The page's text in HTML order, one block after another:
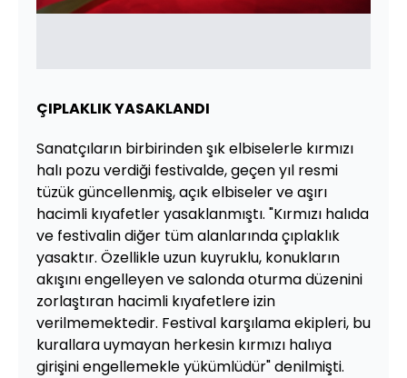
ÇIPLAKLIK YASAKLANDI
Sanatçıların birbirinden şık elbiselerle kırmızı
halı pozu verdiği festivalde, geçen yıl resmi
tüzük güncellenmiş, açık elbiseler ve aşırı
hacimli kıyafetler yasaklanmıştı. "Kırmızı halıda
ve festivalin diğer tüm alanlarında çıplaklık
yasaktır. Özellikle uzun kuyruklu, konukların
akışını engelleyen ve salonda oturma düzenini
zorlaştıran hacimli kıyafetlere izin
verilmemektedir. Festival karşılama ekipleri, bu
kurallara uymayan herkesin kırmızı halıya
girişini engellemekle yükümlüdür" denilmişti.